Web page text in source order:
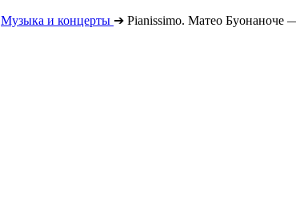
Музыка и концерты ➔ Pianissimo. Матео